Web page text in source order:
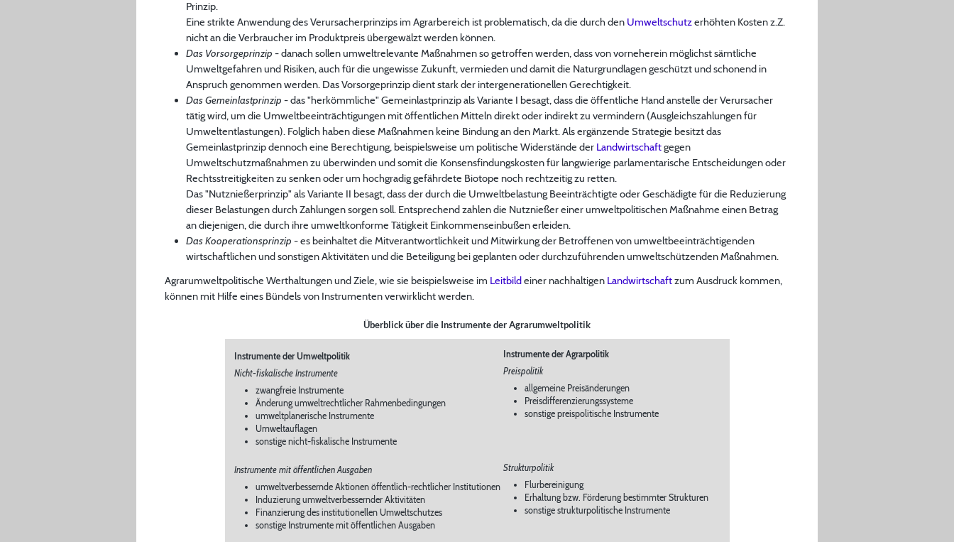
Prinzip.
Eine strikte Anwendung des Verursacherprinzips im Agrarbereich ist problematisch, da die durch den Umweltschutzerhöhten Kosten z.Z.
nicht an die Verbraucher im Produktpreis übergewälzt werden können.
Das Vorsorgeprinzip - danach sollen umweltrelevante Maßnahmen so getroffen werden, dass von vorneherein möglichst sämtliche
Umweltgefahren und Risiken, auch für die ungewisse Zukunft, vermieden und damit die Naturgrundlagen geschützt und schonend in
Anspruch genommen werden. Das Vorsorgeprinzip dient stark der intergenerationellen Gerechtigkeit.
Das Gemeinlastprinzip - das "herkömmliche" Gemeinlastprinzip als Variante I besagt, dass die öffentliche Hand anstelle der Verursacher
tätig wird, um die Umweltbeeinträchtigungen mit öffentlichen Mitteln direkt oder indirekt zu vermindern (Ausgleichszahlungen für
Umweltentlastungen). Folglich haben diese Maßnahmen keine Bindung an den Markt. Als ergänzende Strategie besitzt das
Gemeinlastprinzip dennoch eine Berechtigung, beispielsweise um politische Widerstände der Landwirtschaftgegen
Umweltschutzmaßnahmen zu überwinden und somit die Konsensfindungskosten für langwierige parlamentarische Entscheidungen oder
Rechtsstreitigkeiten zu senken oder um hochgradig gefährdete Biotope noch rechtzeitig zu retten.
Das "Nutznießerprinzip" als Variante II besagt, dass der durch die Umweltbelastung Beeinträchtigte oder Geschädigte für die Reduzierung
dieser Belastungen durch Zahlungen sorgen soll. Entsprechend zahlen die Nutznießer einer umweltpolitischen Maßnahme einen Betrag
an diejenigen, die durch ihre umweltkonforme Tätigkeit Einkommenseinbußen erleiden.
Das Kooperationsprinzip - es beinhaltet die Mitverantwortlichkeit und Mitwirkung der Betroffenen von umweltbeeinträchtigenden
wirtschaftlichen und sonstigen Aktivitäten und die Beteiligung bei geplanten oder durchzuführenden umweltschützenden Maßnahmen.
Agrarumweltpolitische Werthaltungen und Ziele, wie sie beispielsweise im Leitbildeiner nachhaltigen Landwirtschaftzum Ausdruck kommen,
können mit Hilfe eines Bündels von Instrumenten verwirklicht werden.
Überblick über die Instrumente der Agrarumweltpolitik
Instrumente der Umweltpolitik
Nicht-fiskalische Instrumente
zwangfreie Instrumente
Änderung umweltrechtlicher Rahmenbedingungen
umweltplanerische Instrumente
Umweltauflagen
sonstige nicht-fiskalische Instrumente
Instrumente der Agrarpolitik
Preispolitik
allgemeine Preisänderungen
Preisdifferenzierungssysteme
sonstige preispolitische Instrumente
Instrumente mit öffentlichen Ausgaben
umweltverbessernde Aktionen öffentlich-rechtlicher Institutionen
Induzierung umweltverbessernder Aktivitäten
Finanzierung des institutionellen Umweltschutzes
sonstige Instrumente mit öffentlichen Ausgaben
Strukturpolitik
Flurbereinigung
Erhaltung bzw. Förderung bestimmter Strukturen
sonstige strukturpolitische Instrumente